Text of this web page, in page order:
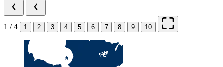
1 / 4 1 2 3 4 5 6 7 8 9 10